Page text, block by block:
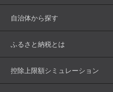
自治体から探す
ふるさと納税とは
控除上限額シミュレーション